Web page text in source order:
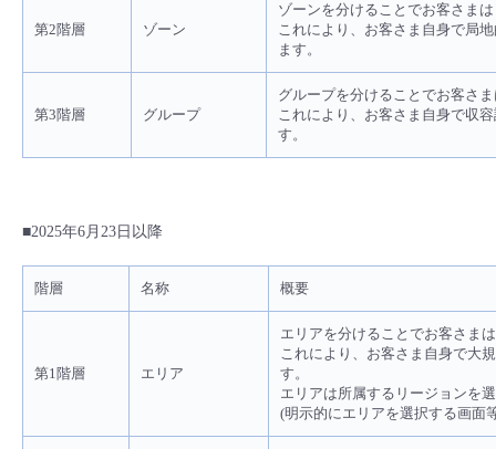
第2階層 ゾーン
ゾーンを分けることでお客さま
これにより、お客さま自身で局
ます。
第3階層 グループ
グループを分けることでお客さ
これにより、お客さま自身で収
す。
■2025年6月23日以降
階層 名称 概要
第1階層 エリア
エリアを分けることでお客さま
これにより、お客さま自身で大
す。
エリアは所属するリージョンを
(明示的にエリアを選択する画面